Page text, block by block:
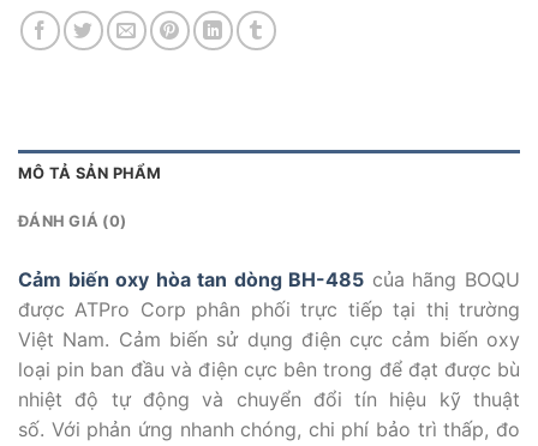
MÔ TẢ SẢN PHẨM
ĐÁNH GIÁ (0)
Cảm biến oxy hòa tan dòng BH-485 của hãng BOQU
được ATPro Corp phân phối trực tiếp tại thị trường
Việt Nam. Cảm biến sử dụng điện cực cảm biến oxy
loại pin ban đầu và điện cực bên trong để đạt được bù
nhiệt độ tự động và chuyển đổi tín hiệu kỹ thuật
số. Với phản ứng nhanh chóng, chi phí bảo trì thấp, đo